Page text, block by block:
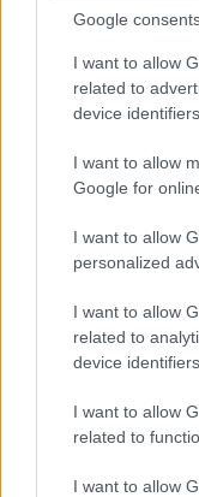
Google
I want to allow
related to
device
I want to allow
Google for
I want to allow
personalized
I want to allow
related to
device
I want to allow
related to
I want to allow
τετραψήφιο αριθμό
31·01·2021 14:57
Κρούσματα της